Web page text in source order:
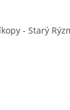
- Starý